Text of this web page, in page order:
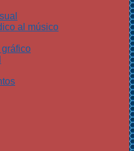
al músico
gráfico